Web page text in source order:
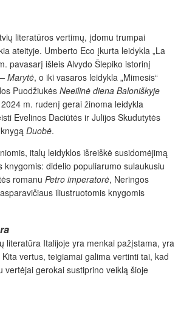
literatūros vertimų, įdomu trumpai
ateityje. Umberto Eco įkurta leidykla „La
pavasarį išleis Alvydo Šlepiko istorinį
Marytė, o iki vasaros leidykla „Mimesis“
Puodžiukės Neeilinė diena Baloniškyje
m. rudenį gerai žinoma leidykla
Evelinos Daciūtės ir Julijos Skudutytės
Duobė.
italų leidyklos išreiškė susidomėjimą
knygomis: didelio populiarumo sulaukusiu
romanu Petro imperatorė, Neringos
iliustruotomis knygomis
literatūra Italijoje yra menkai pažįstama, yra
vertus, teigiamai galima vertinti tai, kad
vertėjai gerokai sustiprino veiklą šioje